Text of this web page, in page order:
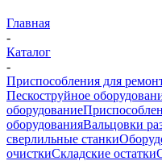
Главная
-
Каталог
-
Приспособления для
Пескоструйное
оборудование
оборудованияВальцовки
сверлильные станки
очисткиСкладские остатки